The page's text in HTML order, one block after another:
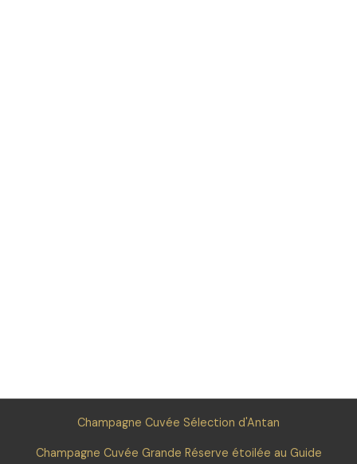
Champagne Cuvée Sélection d'Antan
Champagne Cuvée Grande Réserve étoilée au Guide